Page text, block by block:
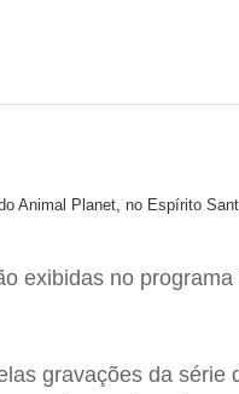
Animal Planet, no Espírito
exibidas no
gravações da série